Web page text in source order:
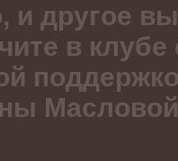
и другое вы
в клубе
Масловой